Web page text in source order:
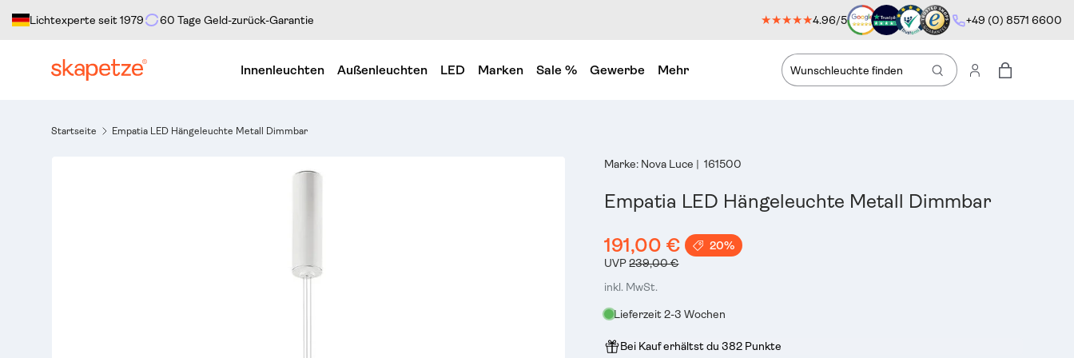
Direkt zum Inhalt
Lichtexperte seit 1979 60 Tage Geld-zurück-Garantie ★★★★★4.96/5 +49 (0) 8571 6600
Suche Einloggen
Innenleuchten Außenleuchten LED Marken Sale % Gewerbe Mehr
Startseite Empatia LED Hängeleuchte Metall Dimmbar
Marke: Nova Luce |161500
Empatia LED Hängeleuchte Metall Dimmbar
191,00 €
UVP239,00 €
20%
inkl. MwSt.
Lieferzeit 2-3 Wochen
Bei Kauf erhältst du 382 Punkte